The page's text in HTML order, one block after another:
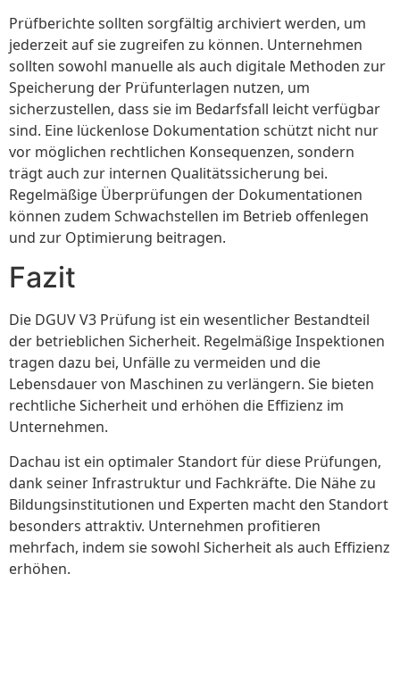
Prüfberichte sollten sorgfältig archiviert werden, um
jederzeit auf sie zugreifen zu können. Unternehmen
sollten sowohl manuelle als auch digitale Methoden zur
Speicherung der Prüfunterlagen nutzen, um
sicherzustellen, dass sie im Bedarfsfall leicht verfügbar
sind. Eine lückenlose Dokumentation schützt nicht nur
vor möglichen rechtlichen Konsequenzen, sondern
trägt auch zur internen Qualitätssicherung bei.
Regelmäßige Überprüfungen der Dokumentationen
können zudem Schwachstellen im Betrieb offenlegen
und zur Optimierung beitragen.
Fazit
Die DGUV V3 Prüfung ist ein wesentlicher Bestandteil
der betrieblichen Sicherheit. Regelmäßige Inspektionen
tragen dazu bei, Unfälle zu vermeiden und die
Lebensdauer von Maschinen zu verlängern. Sie bieten
rechtliche Sicherheit und erhöhen die Effizienz im
Unternehmen.
Dachau ist ein optimaler Standort für diese Prüfungen,
dank seiner Infrastruktur und Fachkräfte. Die Nähe zu
Bildungsinstitutionen und Experten macht den Standort
besonders attraktiv. Unternehmen profitieren
mehrfach, indem sie sowohl Sicherheit als auch Effizienz
erhöhen.